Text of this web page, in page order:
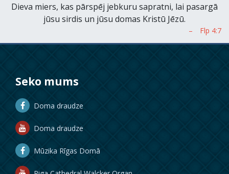
Dieva miers, kas pārspēj jebkuru sapratni, lai pasargā
jūsu sirdis un jūsu domas Kristū Jēzū.
Seko mums
Doma draudze
Doma draudze
Mūzika Rīgas Domā